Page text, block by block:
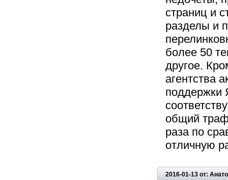
страниц и
разделы и
более 50
другое.
агентства
поддержки
общий
раза по
отличную
2016-01-13 от: